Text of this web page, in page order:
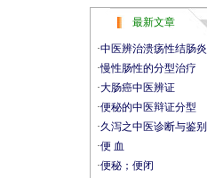
最新文章
·中医辨治溃疡性结肠炎
·慢性肠性的分型治疗
·大肠癌中医辨证
·便秘的中医辩证分型
·久泻之中医诊断与鉴别
·便 血
·便秘；便闭